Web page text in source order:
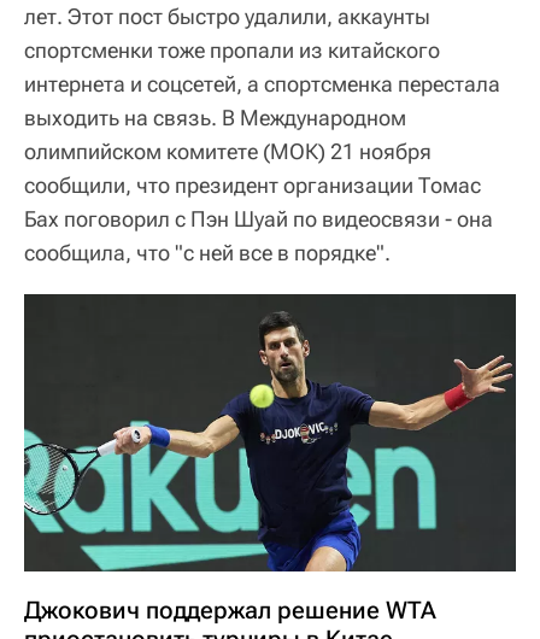
лет. Этот пост быстро удалили, аккаунты
спортсменки тоже пропали из китайского
интернета и соцсетей, а спортсменка перестала
выходить на связь. В Международном
олимпийском комитете (МОК) 21 ноября
сообщили, что президент организации Томас
Бах поговорил с Пэн Шуай по видеосвязи - она
сообщила, что "с ней все в порядке".
Джокович поддержал решение WTA